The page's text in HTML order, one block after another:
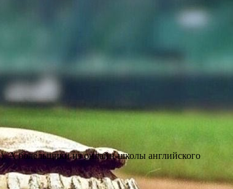
А болельщики из онлайн-школы английского